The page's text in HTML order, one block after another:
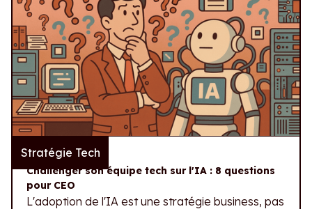
Stratégie Tech
29.07.2026
Challenger son équipe tech sur l'IA : 8 questions
pour CEO
L'adoption de l'IA est une stratégie business, pas